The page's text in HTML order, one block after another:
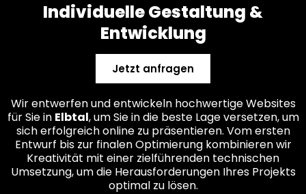
Individuelle Gestaltung &
Entwicklung
Jetzt anfragen
Wir entwerfen und entwickeln hochwertige Websites
für Sie in Elbtal, um Sie in die beste Lage versetzen, um
sich erfolgreich online zu präsentieren. Vom ersten
Entwurf bis zur finalen Optimierung kombinieren wir
Kreativität mit einer zielführenden technischen
Umsetzung, um die Herausforderungen Ihres Projekts
optimal zu lösen.